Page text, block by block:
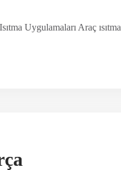
Uygulamaları Araç